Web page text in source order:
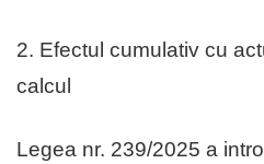
2. Efectul cumulativ cu
calcul
Legea nr. 239/2025 a